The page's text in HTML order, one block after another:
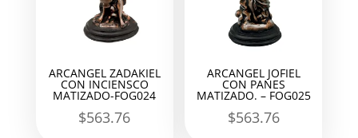
ARCANGEL ZADAKIEL
CON INCIENSCO
MATIZADO-FOG024
$563.76
ARCANGEL JOFIEL
CON PANES
MATIZADO. – FOG025
$563.76